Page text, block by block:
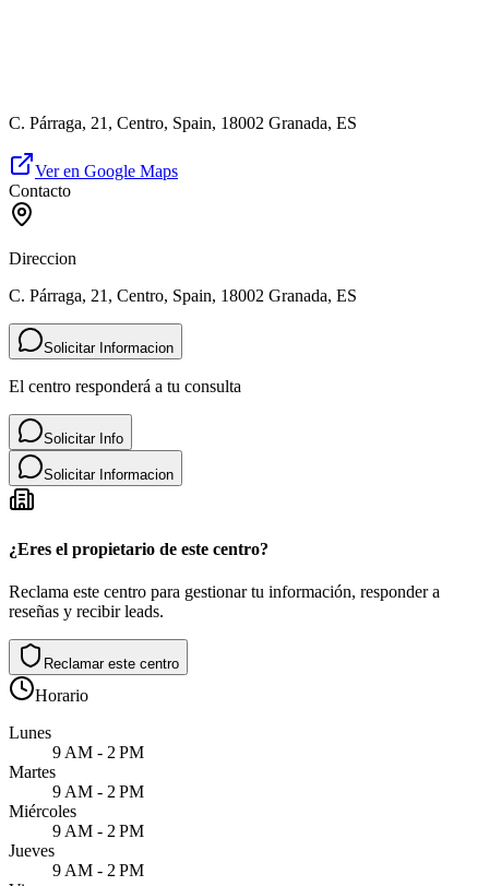
C. Párraga, 21, Centro, Spain, 18002 Granada, ES
Ver en Google Maps
Contacto
Direccion
C. Párraga, 21, Centro, Spain, 18002 Granada, ES
Solicitar Informacion
El centro responderá a tu consulta
Solicitar Info
Solicitar Informacion
¿Eres el propietario de este centro?
Reclama este centro para gestionar tu información, responder a
reseñas y recibir leads.
Reclamar este centro
Horario
Lunes
9 AM - 2 PM
Martes
9 AM - 2 PM
Miércoles
9 AM - 2 PM
Jueves
9 AM - 2 PM